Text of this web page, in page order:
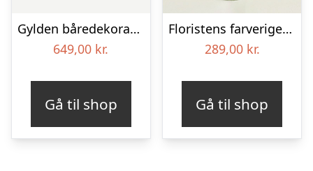
Gylden båredekoration
649,00 kr.
Gå til shop
Floristens farverige kondolencebuket
289,00 kr.
Gå til shop